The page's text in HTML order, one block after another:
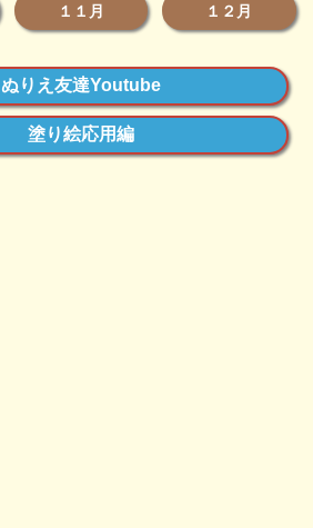
１１月 １２月
ぬりえ友達Youtube
塗り絵応用編